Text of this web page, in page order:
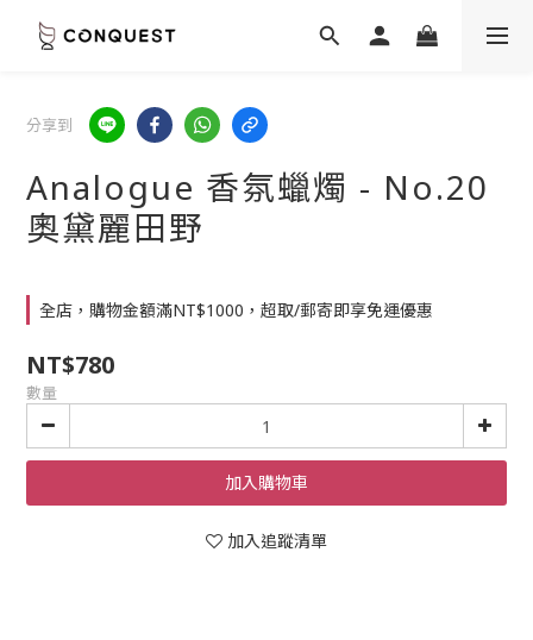
分享到
Analogue 香氛蠟燭 - No.20
奧黛麗田野
全店，購物金額滿NT$1000，超取/郵寄即享免運優惠
NT$780
數量
加入購物車
加入追蹤清單